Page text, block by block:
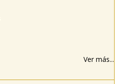
Ver más...